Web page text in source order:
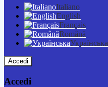
Italiano
English
Français
Română
Українська
Accedi
Accedi